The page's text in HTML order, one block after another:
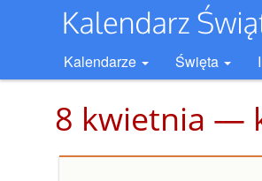
Kalendarze Święta
8 kwietnia —